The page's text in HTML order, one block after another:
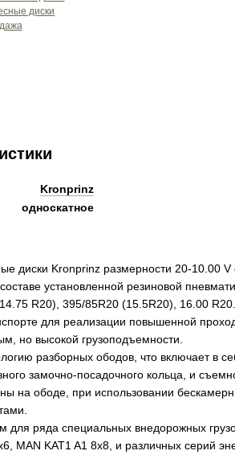
Kronprinz
односкатное
диски Kronprinz размерности 20-10.00
установленной резиновой
R20), 395/85R20 (15.5R20), 16.00
для реализации повышенной
но высокой грузоподъемности.
разборных ободов, что включает в
замочно-посадочного кольца, и
на ободе, при использовании
для ряда специальных внедорожных
MAN KAT1 A1 8x8, и различных серий